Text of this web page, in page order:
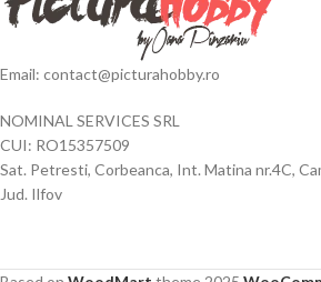
Email: contact@picturahobby.ro
NOMINAL SERVICES SRL
CUI: RO15357509
Sat. Petresti, Corbeanca, Int. Matina nr.4C,
Jud. Ilfov